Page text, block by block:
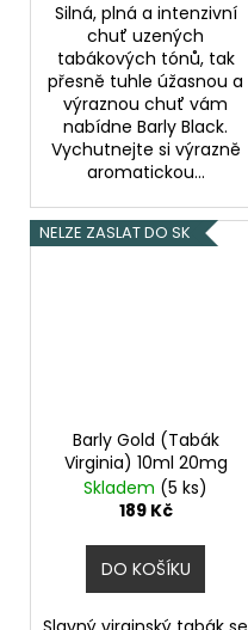
Silná, plná a intenzivní
chuť uzených
tabákových tónů, tak
přesně tuhle úžasnou a
výraznou chuť vám
nabídne Barly Black.
Vychutnejte si výrazně
aromatickou...
NELZE ZASLAT DO SK
Barly Gold (Tabák
Virginia) 10ml 20mg
Skladem (5 ks)
189 Kč
DO KOŠÍKU